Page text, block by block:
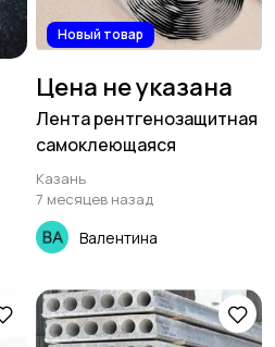
Новый товар
Цена не указана
Лента рентгенозащитная
самоклеющаяся
Казань
7 месяцев назад
Валентина